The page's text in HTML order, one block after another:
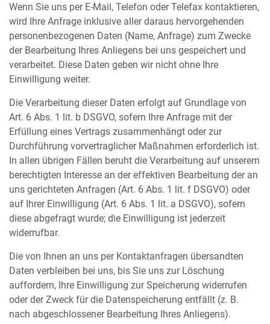
Wenn Sie uns per E-Mail, Telefon oder Telefax kontaktieren,
wird Ihre Anfrage inklusive aller daraus hervorgehenden
personenbezogenen Daten (Name, Anfrage) zum Zwecke
der Bearbeitung Ihres Anliegens bei uns gespeichert und
verarbeitet. Diese Daten geben wir nicht ohne Ihre
Einwilligung weiter.
Die Verarbeitung dieser Daten erfolgt auf Grundlage von
Art. 6 Abs. 1 lit. b DSGVO, sofern Ihre Anfrage mit der
Erfüllung eines Vertrags zusammenhängt oder zur
Durchführung vorvertraglicher Maßnahmen erforderlich ist.
In allen übrigen Fällen beruht die Verarbeitung auf unserem
berechtigten Interesse an der effektiven Bearbeitung der an
uns gerichteten Anfragen (Art. 6 Abs. 1 lit. f DSGVO) oder
auf Ihrer Einwilligung (Art. 6 Abs. 1 lit. a DSGVO), sofern
diese abgefragt wurde; die Einwilligung ist jederzeit
widerrufbar.
Die von Ihnen an uns per Kontaktanfragen übersandten
Daten verbleiben bei uns, bis Sie uns zur Löschung
auffordern, Ihre Einwilligung zur Speicherung widerrufen
oder der Zweck für die Datenspeicherung entfällt (z. B.
nach abgeschlossener Bearbeitung Ihres Anliegens).